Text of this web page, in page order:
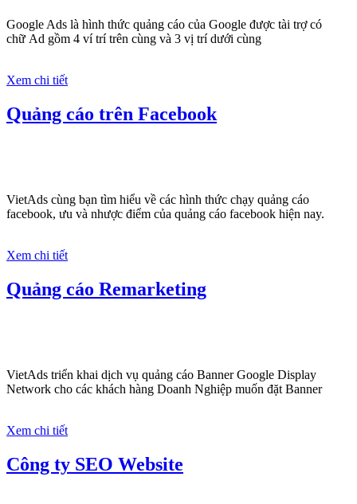
Tại sao chọn công ty Việt Ads làm đối tác Marketing Online?
Công ty Việt Ads thành lập từ năm 2013